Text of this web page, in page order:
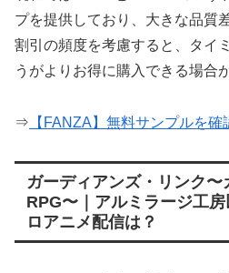
プを提供しており、大きな品質
割引の頻度を考慮すると、タイ
うがよりお得に購入できる場合
⇒ 【FANZA】無料サンプルを確
ガーディアンズ・リンク〜
RPG〜｜アルミラージ工
ロアニメ配信は？